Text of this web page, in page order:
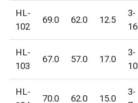
HL-
102
69.0 62.0 12.5
3-
16
HL-
103
67.0 57.0 17.0
3-
10
HL-
70.0 62.0 15.0
3-